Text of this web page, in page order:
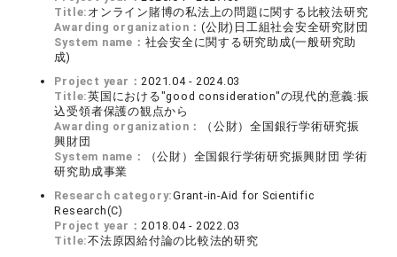
Title: オンライン賭博の私法上の問題に関する比較法研究
Awarding organization：(公財)日工組社会安全研究財団
System name： 社会安全に関する研究助成(一般研究助
成)
Project year：2021.04 - 2024.03
Title:英国における"good consideration"の現代的意義:振
込受領者保護の観点から
Awarding organization：
（公財）全国銀行学術研究振
興財団
System name：
（公財）全国銀行学術研究振興財団 学術
研究助成事業
Research category:Grant-in-Aid for Scientific
Research(C)
Project year：2018.04 - 2022.03
Title:不法原因給付論の比較法的研究